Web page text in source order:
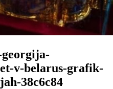
georgija-
v-belarus-grafik-
38c6c84